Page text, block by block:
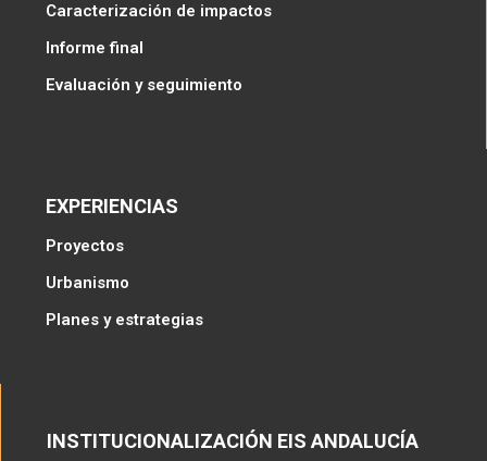
Caracterización de impactos
Informe final
Evaluación y seguimiento
EXPERIENCIAS
Proyectos
Urbanismo
Planes y estrategias
INSTITUCIONALIZACIÓN EIS ANDALUCÍA